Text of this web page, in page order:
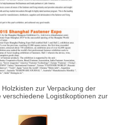
zur Verpackung der
verschiedene Logistikoptionen zur